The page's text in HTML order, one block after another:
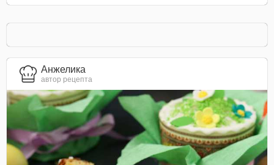
Анжелика
автор рецепта